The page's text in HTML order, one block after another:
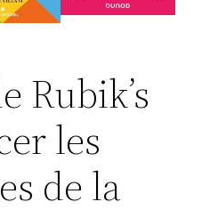
Rubik’s
les
de la